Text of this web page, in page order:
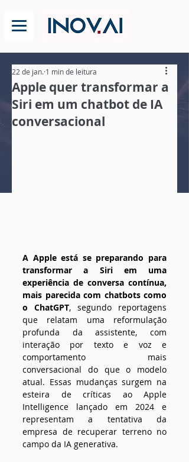
Apple quer transformar a
Siri em um chatbot de IA
conversacional
22 de jan. 1 min de leitura
A Apple está se preparando para
transformar a Siri em uma
experiência de conversa contínua,
mais parecida com chatbots como
o ChatGPT, segundo reportagens
que relatam uma reformulação
profunda da assistente, com
interação por texto e voz e
comportamento mais
conversacional do que o modelo
atual. Essas mudanças surgem na
esteira de críticas ao Apple
Intelligence lançado em 2024 e
representam a tentativa da
empresa de recuperar terreno no
campo da IA generativa.